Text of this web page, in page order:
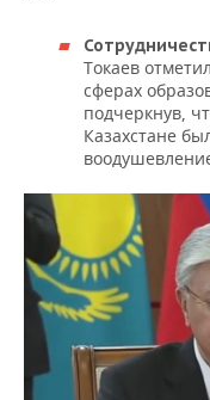
Токаев
сферах
подчеркнув,
Казахстане